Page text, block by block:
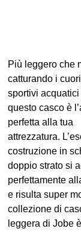
Più leggero che
catturando i
sportivi
questo casco è
perfetta alla tua
attrezzatura.
costruzione in
doppio strato si
perfettamente
e risulta super
collezione di
leggera di Jobe
una fodera ad